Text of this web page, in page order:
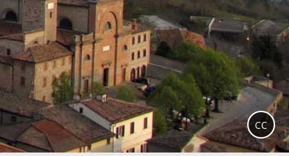
CC